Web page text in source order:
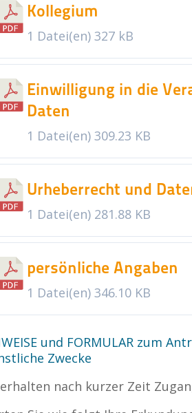
Kollegium
1 Datei(en) 327 kB
Einwilligung in die
Daten
1 Datei(en) 309.23 KB
Urheberrecht und
1 Datei(en) 281.88 KB
persönliche Angaben
1 Datei(en) 346.10 KB
und FORMULAR zum
Zwecke
nach kurzer Zeit